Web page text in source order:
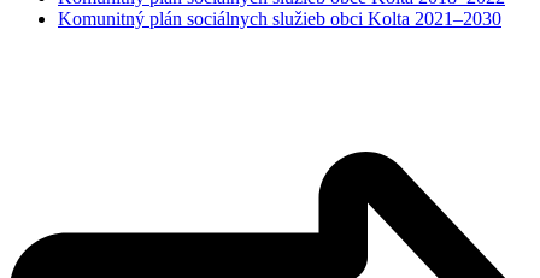
Komunitný plán sociálnych služieb obci Kolta 2021–2030